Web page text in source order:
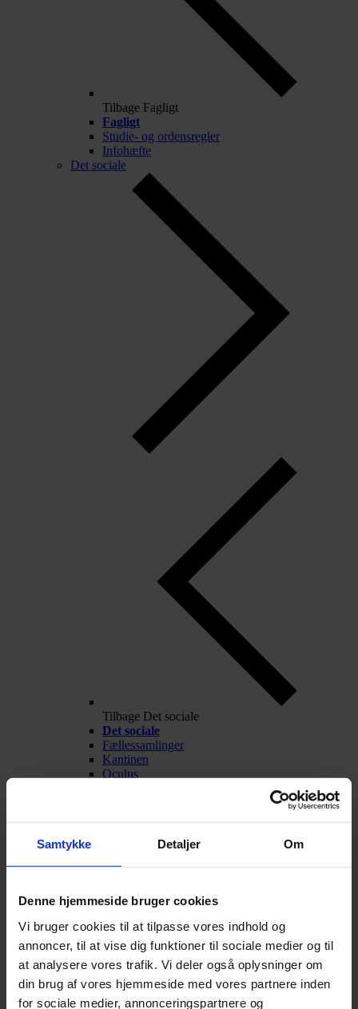
Samtykke Detaljer Om
Denne hjemmeside bruger cookies
Vi bruger cookies til at tilpasse vores indhold og
annoncer, til at vise dig funktioner til sociale medier og til
at analysere vores trafik. Vi deler også oplysninger om
din brug af vores hjemmeside med vores partnere inden
for sociale medier, annonceringspartnere og
Tilbage Fagligt
Fagligt
Studie- og ordensregler
Infohæfte
Det sociale
Tilbage Det sociale
Det sociale
Fællessamlinger
Kantinen
Oculus
Arrangementer